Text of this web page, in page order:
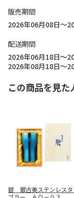
販売期間
2026年06月08日～
配送期間
2026年06月18日～
2026年08月18日～
この商品を見
碧 銀古美ステンレスタ